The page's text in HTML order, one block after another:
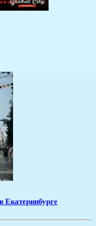
Екатеринбурге